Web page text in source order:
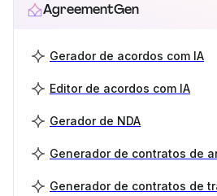
AgreementGen
Gerador de acordos com IA
Editor de acordos com IA
Gerador de NDA
Generador de contratos de
Generador de contratos de